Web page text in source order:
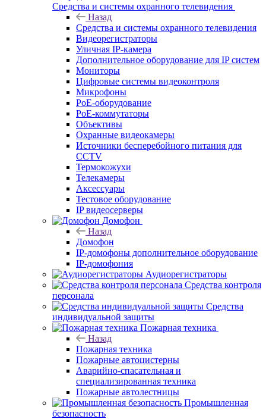
Средства и системы охранного телевидения
Назад
Средства и системы охранного телевидения
Видеорегистраторы
Уличная IP-камера
Дополнительное оборудование для IP систем
Мониторы
Цифровые системы видеоконтроля
Микрофоны
PoE-оборудование
PoE-коммутаторы
Объективы
Охранные видеокамеры
Источники бесперебойного питания для
CCTV
Термокожухи
Телекамеры
Аксессуары
Тестовое оборудование
IP видеосерверы
Домофон
Назад
Домофон
IP-домофоны дополнительное оборудование
IP-домофония
Аудиорегистраторы
Средства контроля
персонала
Средства
индивидуальной защиты
Пожарная техника
Назад
Пожарная техника
Пожарные автоцистерны
Аварийно-спасательная и
специализированная техника
Пожарные автолестницы
Промышленная
безопасность